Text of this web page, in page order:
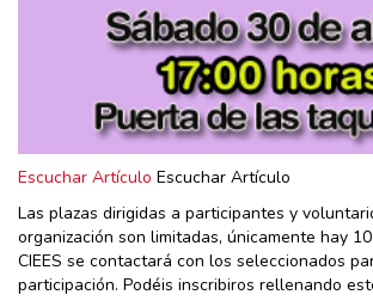
Escuchar Artículo Escuchar Artículo
Las plazas dirigidas a participantes y
organización son limitadas, únicamente hay
CIEES se contactará con los seleccionados
participación. Podéis inscribiros rellenando